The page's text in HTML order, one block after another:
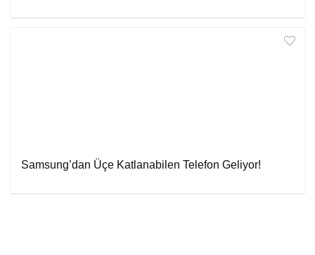
Samsung’dan Üçe Katlanabilen Telefon Geliyor!